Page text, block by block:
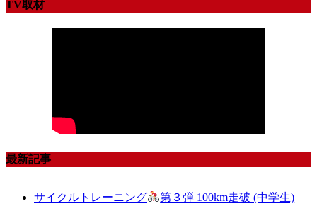
TV取材
最新記事
サイクルトレーニング 第３弾 100km走破 (中学生)